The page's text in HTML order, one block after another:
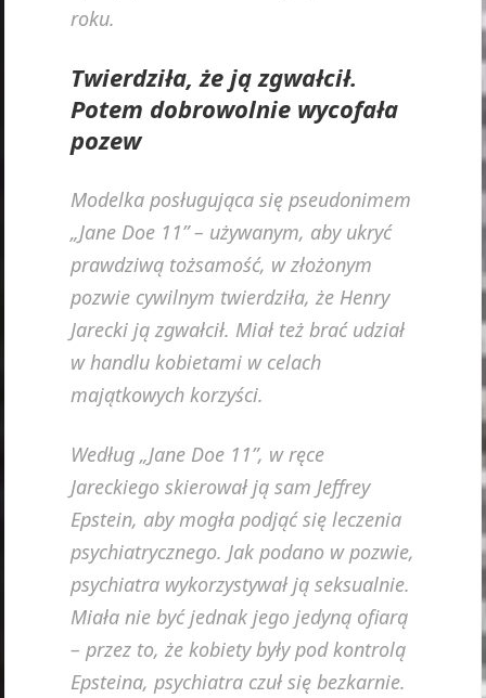
roku.
Twierdziła, że ją zgwałcił.
Potem dobrowolnie wycofała
pozew
Modelka posługująca się pseudonimem
„Jane Doe 11” – używanym, aby ukryć
prawdziwą tożsamość, w złożonym
pozwie cywilnym twierdziła, że Henry
Jarecki ją zgwałcił. Miał też brać udział
w handlu kobietami w celach
majątkowych korzyści.
Według „Jane Doe 11”, w ręce
Jareckiego skierował ją sam Jeffrey
Epstein, aby mogła podjąć się leczenia
psychiatrycznego. Jak podano w pozwie,
psychiatra wykorzystywał ją seksualnie.
Miała nie być jednak jego jedyną ofiarą
– przez to, że kobiety były pod kontrolą
Epsteina, psychiatra czuł się bezkarnie.